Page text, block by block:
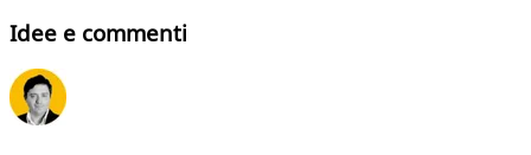
Idee e commenti